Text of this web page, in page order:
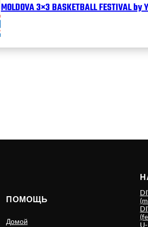
MOLDOVA 3×3 BASKETBALL FESTIVAL by
ПОМОЩЬ
Домой